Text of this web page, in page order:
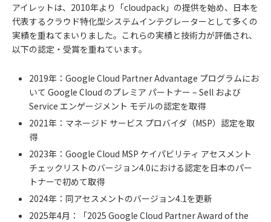
アイレットは、2010年より「cloudpack」の提供を始め、日本を
代表するクラウド特化型システムインテグレーターとして多くの
実績を重ねてまいりました。これらの実績と技術力が評価され、
以下の認定・受賞を重ねています。
2019年：Google Cloud Partner Advantage プログラムにお
いて Google Cloud のプレミア パートナー – Sell および
Service エンゲージメント モデルの認定を取得
2021年：マネージド サービス プロバイダ（MSP）認定を取
得
2023年：Google Cloud MSP ケイパビリティ アセスメント
チェックリストのバージョン4.0における認定を日本のパー
トナーで初めて取得
2024年：同アセスメントのバージョン4.1を更新
2025年4月：「2025 Google Cloud Partner Award of the